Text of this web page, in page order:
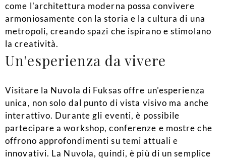
come l'architettura moderna possa convivere
armoniosamente con la storia e la cultura di una
metropoli, creando spazi che ispirano e stimolano
la creatività.
Un'esperienza da vivere
Visitare la Nuvola di Fuksas offre un'esperienza
unica, non solo dal punto di vista visivo ma anche
interattivo. Durante gli eventi, è possibile
partecipare a workshop, conferenze e mostre che
offrono approfondimenti su temi attuali e
innovativi. La Nuvola, quindi, è più di un semplice